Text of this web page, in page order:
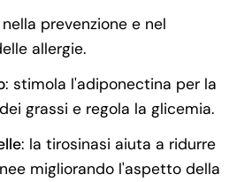
prevenzione e nel
allergie.
: stimola l'adiponectina per la
grassi e regola la glicemia.
: la tirosinasi aiuta a ridurre
migliorando l'aspetto della